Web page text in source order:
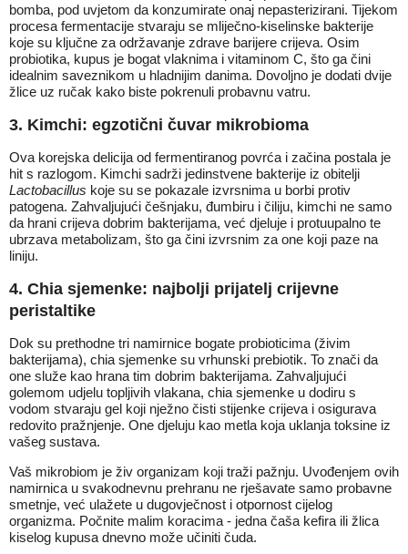
bomba, pod uvjetom da konzumirate onaj nepasterizirani. Tijekom
procesa fermentacije stvaraju se mliječno-kiselinske bakterije
koje su ključne za održavanje zdrave barijere crijeva. Osim
probiotika, kupus je bogat vlaknima i vitaminom C, što ga čini
idealnim saveznikom u hladnijim danima. Dovoljno je dodati dvije
žlice uz ručak kako biste pokrenuli probavnu vatru.
3. Kimchi: egzotični čuvar mikrobioma
Ova korejska delicija od fermentiranog povrća i začina postala je
hit s razlogom. Kimchi sadrži jedinstvene bakterije iz obitelji
Lactobacillus koje su se pokazale izvrsnima u borbi protiv
patogena. Zahvaljujući češnjaku, đumbiru i čiliju, kimchi ne samo
da hrani crijeva dobrim bakterijama, već djeluje i protuupalno te
ubrzava metabolizam, što ga čini izvrsnim za one koji paze na
liniju.
4. Chia sjemenke: najbolji prijatelj crijevne
peristaltike
Dok su prethodne tri namirnice bogate probioticima (živim
bakterijama), chia sjemenke su vrhunski prebiotik. To znači da
one služe kao hrana tim dobrim bakterijama. Zahvaljujući
golemom udjelu topljivih vlakana, chia sjemenke u dodiru s
vodom stvaraju gel koji nježno čisti stijenke crijeva i osigurava
redovito pražnjenje. One djeluju kao metla koja uklanja toksine iz
vašeg sustava.
Vaš mikrobiom je živ organizam koji traži pažnju. Uvođenjem ovih
namirnica u svakodnevnu prehranu ne rješavate samo probavne
smetnje, već ulažete u dugovječnost i otpornost cijelog
organizma. Počnite malim koracima - jedna čaša kefira ili žlica
kiselog kupusa dnevno može učiniti čuda.